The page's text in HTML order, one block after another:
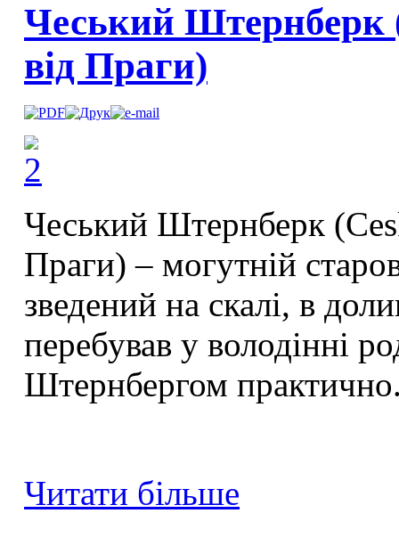
Чеський Штернберк
від Праги)
Чеський Штернберк
Праги) – могутній
зведений на скалі, в
перебував у володінні
Штернбергом
Читати більше